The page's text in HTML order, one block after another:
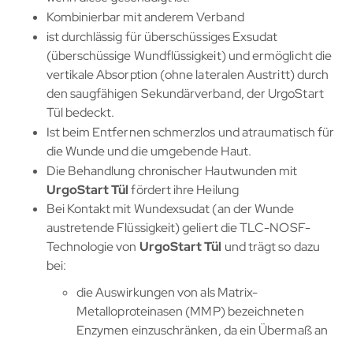
Kombinierbar mit anderem Verband
ist durchlässig für überschüssiges Exsudat
(überschüssige Wundflüssigkeit) und ermöglicht die
vertikale Absorption (ohne lateralen Austritt) durch
den saugfähigen Sekundärverband, der UrgoStart
Tül bedeckt.
Ist beim Entfernen schmerzlos und atraumatisch für
die Wunde und die umgebende Haut.
Die Behandlung chronischer Hautwunden mit
UrgoStart Tülfördert ihre Heilung
Bei Kontakt mit Wundexsudat (an der Wunde
austretende Flüssigkeit) geliert die TLC-NOSF-
Technologie von UrgoStart Tül und trägt so dazu
bei:
die Auswirkungen von als Matrix-
Metalloproteinasen (MMP) bezeichneten
Enzymen einzuschränken, da ein Übermaß an